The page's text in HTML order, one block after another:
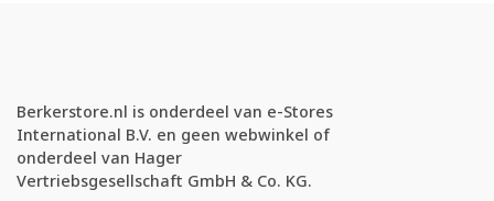
Berkerstore.nl is onderdeel van e-Stores
International B.V. en geen webwinkel of
onderdeel van Hager
Vertriebsgesellschaft GmbH & Co. KG.